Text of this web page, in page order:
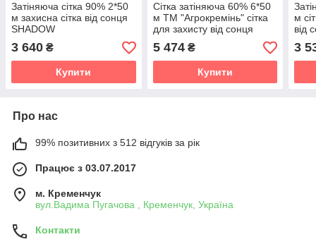
Затіняюча сітка 90% 2*50
м захисна сітка від сонця
SHADOW
3 640 ₴
Купити
Сітка затіняюча 60% 6*50
м ТМ "Агрокремінь" сітка
для захисту від сонця
5 474₴
Купити
м
від
3
Про нас
99% позитивних з 512 відгуків за рік
Працює з 03.07.2017
м. Кременчук
вул.Вадима Пугачова , Кременчук, Україна
Контакти